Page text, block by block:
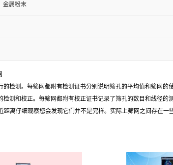
金属粉末
检测。每筛网都附有检测证书分别说明筛孔的平均值和筛网的使
测和校正。每筛网都附有校正证书记录了筛孔的数目和线径
离仔细观察您会发现它们并不是完样。实际上筛网之间存在一